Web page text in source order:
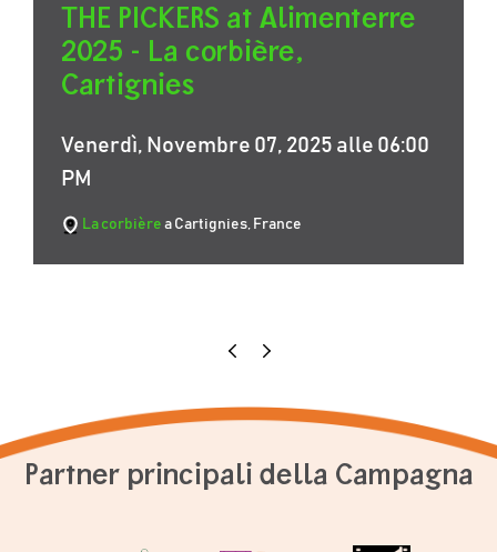
THE PICKERS at Alimenterre
2025 - La corbière,
Cartignies
Venerdì, Novembre 07, 2025 alle 06:00
PM
La corbière a Cartignies, France
Partner principali della Campagna